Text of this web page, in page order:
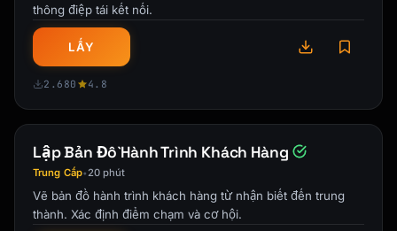
[Signature]
### Trial Ending Email Template
```
Subject: Your {{product_name}} trial ends in
3 days
Hi {{first_name}},
thông điệp tái kết nối.
LẤY
2.680 4.8
Lập Bản Đồ Hành Trình Khách Hàng
Trung Cấp•20 phút
Vẽ bản đồ hành trình khách hàng từ nhận biết đến trung
thành. Xác định điểm chạm và cơ hội.